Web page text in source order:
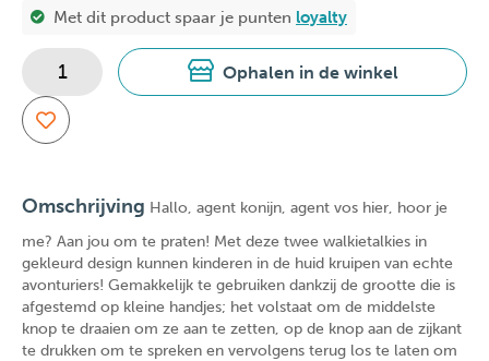
Met dit product spaar je punten loyalty
Ophalen in de winkel
Omschrijving Hallo, agent konijn, agent vos hier, hoor je
me? Aan jou om te praten! Met deze twee walkietalkies in
gekleurd design kunnen kinderen in de huid kruipen van echte
avonturiers! Gemakkelijk te gebruiken dankzij de grootte die is
afgestemd op kleine handjes; het volstaat om de middelste
knop te draaien om ze aan te zetten, op de knop aan de zijkant
te drukken om te spreken en vervolgens terug los te laten om